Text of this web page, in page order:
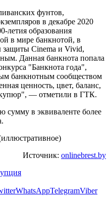
фунтов,
в декабре 2020
летия образования
в мире банкнотой, в
защиты Cinema и Vivid,
Данная банкнота попала
"Банкнота года",
банкнотным сообществом
ценность, цвет, баланс,
купюр", — отметили в ГТК.
сумму в эквиваленте более
Источник: onlinebrest.by
WhatsAppTelegramViber